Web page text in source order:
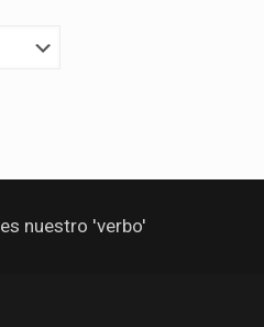
es nuestro 'verbo'